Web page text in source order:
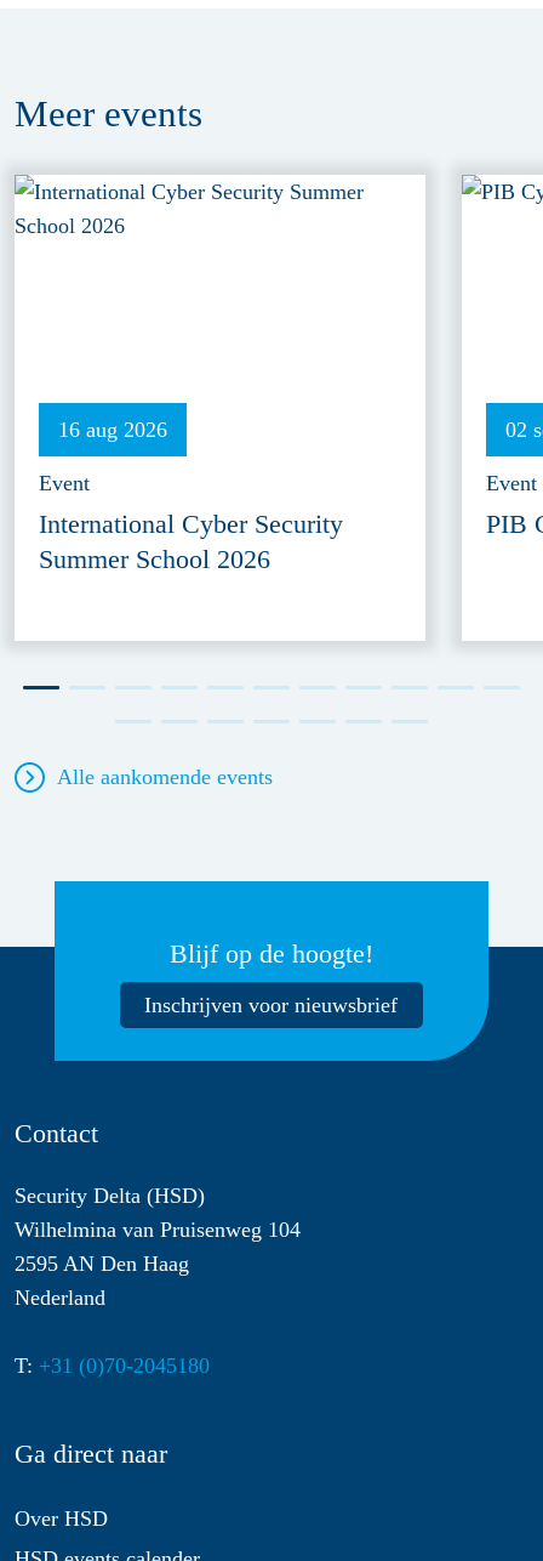
Meer events
16 aug 2026
Event
International Cyber Security
Summer School 2026
02
Event
PIB
Alle aankomende events
Blijf op de hoogte!
Inschrijven voor nieuwsbrief
Contact
Security Delta (HSD)
Wilhelmina van Pruisenweg 104
2595 AN Den Haag
Nederland
T: +31 (0)70-2045180
Ga direct naar
Over HSD